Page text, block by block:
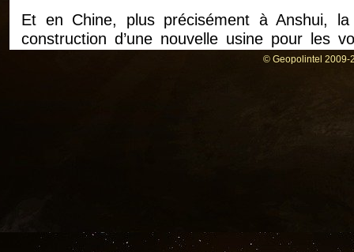
Et en Chine, plus précisément à Anshui,
construction d’une nouvelle usine pour les
devrait démarrer au second semestre.
investissement dans un autre Etat autoritaire :
© Geopolintel 2009-